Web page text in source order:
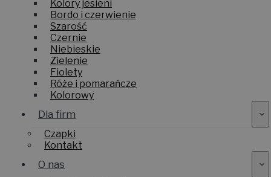
Kolory jesieni
Bordo i czerwienie
Szarość
Czernie
Niebieskie
Zielenie
Fiolety
Róże i pomarańcze
Kolorowy
Dla firm
Czapki
Kontakt
O nas